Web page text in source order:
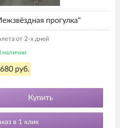
прогулка"
от 2-х дней
наличии
руб.
Купить
в 1 клик